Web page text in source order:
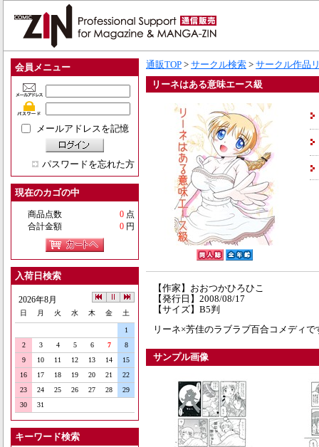
会員メニュー
メールアドレスを記憶
パスワードを忘れた方
現在のカゴの中
商品点数 0 点
合計金額
0 円
入荷日検索
2026年8月
日 月 火 水 木 金 土
1
2
3 4 5 6 7
8
9
10 11 12 13 14
15
16
17 18 19 20 21
22
23
24 25 26 27 28
29
30
31
キーワード検索
通販TOP > サークル検索 > サークル作品
リーネはある意味エース級
【作家】おおつかひろひこ
【発行日】2008/08/17
【サイズ】B5判
リーネ×芳佳のラブラブ百合コメディで
サンプル画像